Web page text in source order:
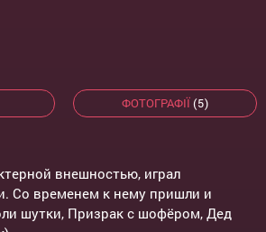
ФОТОГРАФІЇ(5)
внешностью, играл
Со временем к нему пришли и
шутки, Призрак с шофёром, Дед